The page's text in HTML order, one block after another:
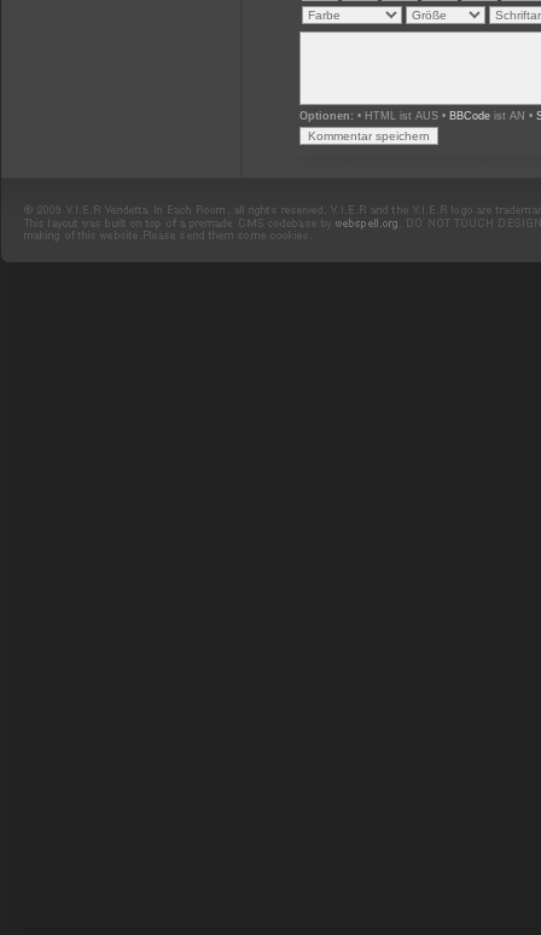
Optionen: • HTML ist AUS • BBCode ist AN •